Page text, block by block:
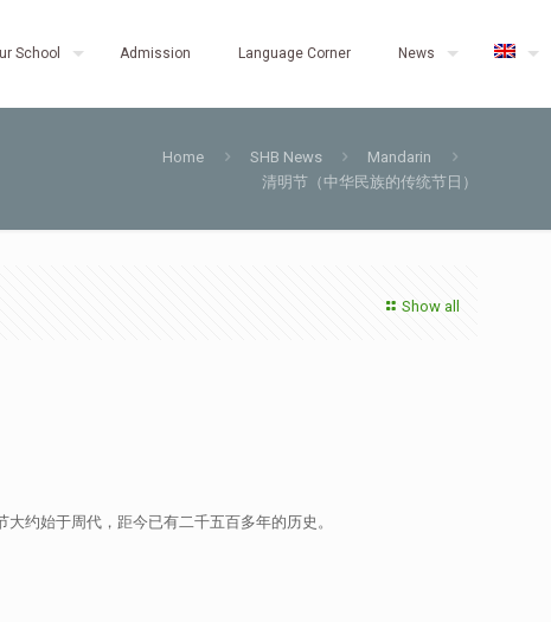
School Admission Language Corner News
Home SHB News
Mandarin
清明节（中华民族的传统节日）
Show all
约始于周代，距今已有二千五百多年的历史。